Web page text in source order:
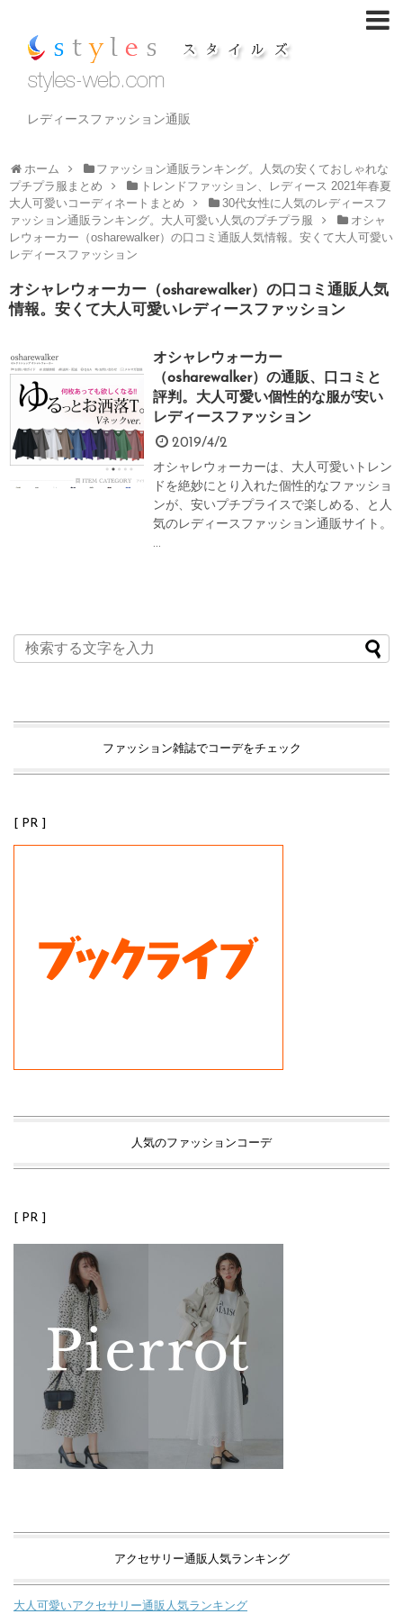
レディースファッション通販
ホーム
ファッション通販ランキング。人気の安くておしゃれな
プチプラ服まとめ
トレンドファッション、レディース 2021年春夏
大人可愛いコーディネートまとめ
30代女性に人気のレディースフ
ァッション通販ランキング。大人可愛い人気のプチプラ服
オシャ
レウォーカー（osharewalker）の口コミ通販人気情報。安くて大人可愛い
レディースファッション
オシャレウォーカー（osharewalker）の口コミ通販人気
情報。安くて大人可愛いレディースファッション
オシャレウォーカー
（osharewalker）の通販、口コミと
評判。大人可愛い個性的な服が安い
レディースファッション
2019/4/2
オシャレウォーカーは、大人可愛いトレン
ドを絶妙にとり入れた個性的なファッショ
ンが、安いプチプライスで楽しめる、と人
気のレディースファッション通販サイト。
...
ファッション雑誌でコーデをチェック
[ PR ]
人気のファッションコーデ
[ PR ]
アクセサリー通販人気ランキング
大人可愛いアクセサリー通販人気ランキング